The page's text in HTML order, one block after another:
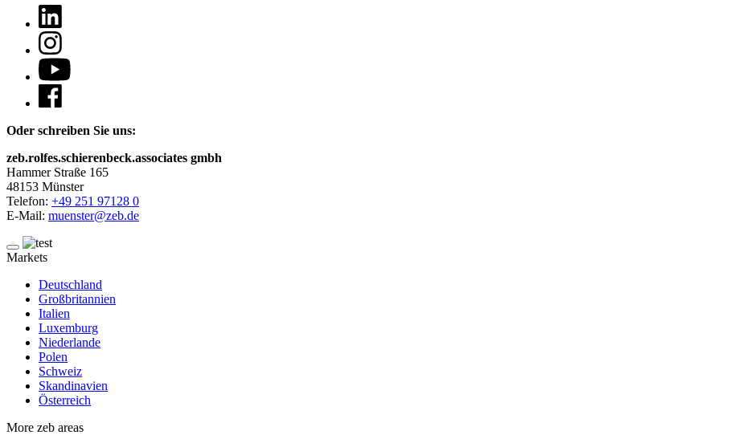
Oder schreiben Sie uns:
zeb.rolfes.schierenbeck.associates gmbh
Hammer Straße 165
48153 Münster
Telefon: +49 251 97128 0
E-Mail: muenster@zeb.de
Markets
Deutschland
Großbritannien
Italien
Luxemburg
Niederlande
Polen
Schweiz
Skandinavien
Österreich
More zeb areas